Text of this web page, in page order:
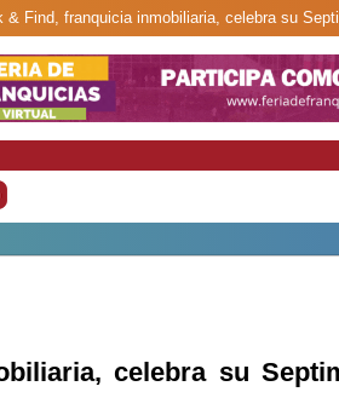
Find, franquicia inmobiliaria, celebra su
celebra su